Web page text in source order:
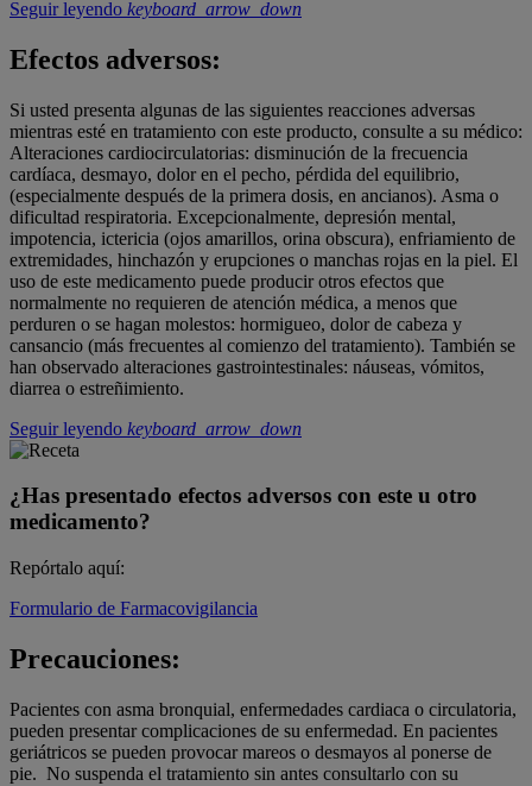
Seguir leyendo keyboard_arrow_down
Efectos adversos:
Si usted presenta algunas de las siguientes reacciones adversas
mientras esté en tratamiento con este producto, consulte a su médico:
Alteraciones cardiocirculatorias: disminución de la frecuencia
cardíaca, desmayo, dolor en el pecho, pérdida del equilibrio,
(especialmente después de la primera dosis, en ancianos). Asma o
dificultad respiratoria. Excepcionalmente, depresión mental,
impotencia, ictericia (ojos amarillos, orina obscura), enfriamiento de
extremidades, hinchazón y erupciones o manchas rojas en la piel. El
uso de este medicamento puede producir otros efectos que
normalmente no requieren de atención médica, a menos que
perduren o se hagan molestos: hormigueo, dolor de cabeza y
cansancio (más frecuentes al comienzo del tratamiento). También se
han observado alteraciones gastrointestinales: náuseas, vómitos,
diarrea o estreñimiento.
Seguir leyendo keyboard_arrow_down
¿Has presentado efectos adversos con este u otro
medicamento?
Repórtalo aquí:
Formulario de Farmacovigilancia
Precauciones:
Pacientes con asma bronquial, enfermedades cardiaca o circulatoria,
pueden presentarcomplicaciones de su enfermedad. En pacientes
geriátricos se pueden provocar mareos o desmayos al ponerse de
pie. No suspenda el tratamiento sin antes consultarlo con su